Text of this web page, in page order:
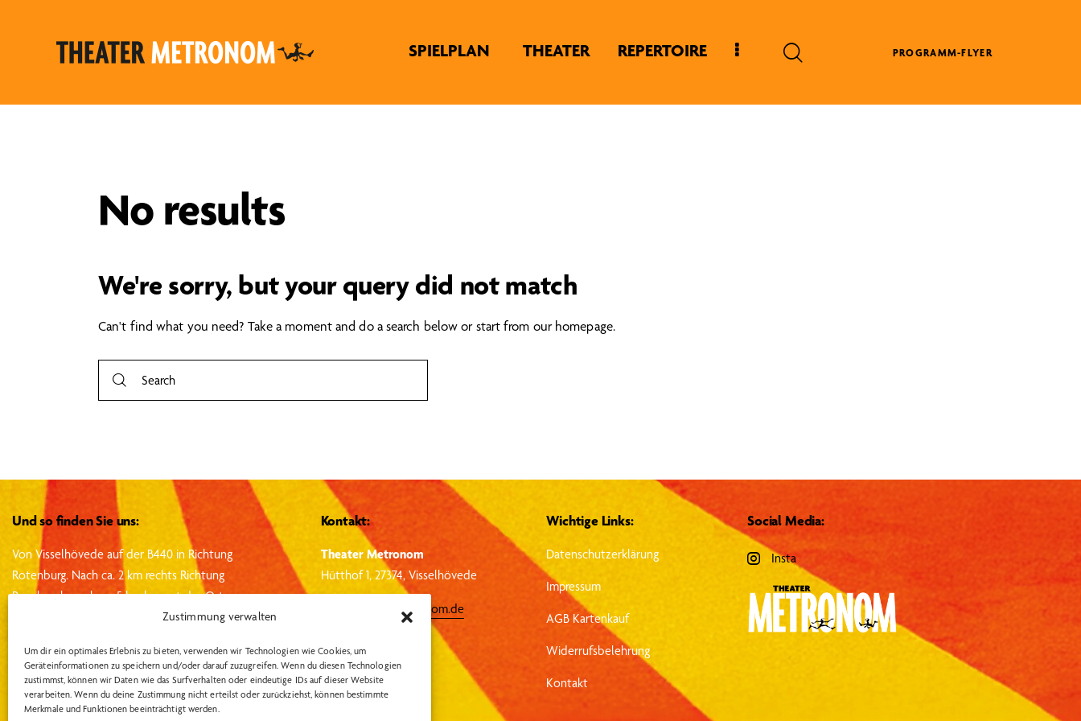
Zustimmung verwalten
Um dir ein optimales Erlebnis zu bieten, verwenden wir Technologien wie Cookies, um
Geräteinformationen zu speichern und/oder darauf zuzugreifen. Wenn du diesen Technologien
zustimmst, können wir Daten wie das Surfverhalten oder eindeutige IDs auf dieser Website
verarbeiten. Wenn du deine Zustimmung nicht erteilst oder zurückziehst, können bestimmte
Merkmale und Funktionen beeinträchtigt werden.
SPIELPLAN THEATER REPERTOIRE PROGRAMM-FLYER
No results
We're sorry, but your query did not match
Can't find what you need? Take a moment and do a search below or start from our homepage.
Und so finden Sie uns:
Von Visselhövede auf der B440 in Richtung
Rotenburg. Nach ca. 2 km rechts Richtung
Rosebruch, nach ca. 5 km kommt der Ort
Auf der rechten Seite gelegen befindet
Kontakt:
Theater Metronom
Hütthof 1, 27374, Visselhövede
info@theater-metronom.de
Tel.: 04262 – 1351
Wichtige Links:
Datenschutzerklärung
Impressum
AGB Kartenkauf
Widerrufsbelehrung
Kontakt
Social Media:
Insta